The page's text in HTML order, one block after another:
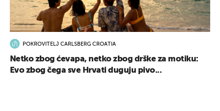
POKROVITELJ CARLSBERG CROATIA
Netko zbog ćevapa, netko zbog drške za motiku:
Evo zbog čega sve Hrvati duguju pivo...